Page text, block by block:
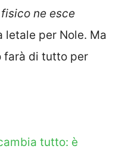
ne esce
letale per Nole. Ma
farà di tutto per
tutto: è